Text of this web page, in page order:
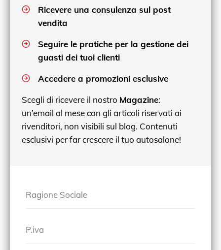
Ricevere una consulenza sul post
vendita
Seguire le pratiche per la gestione dei
guasti dei tuoi clienti
Accedere a promozioni esclusive
Scegli di ricevere il nostro Magazine:
un’email al mese con gli articoli riservati ai
rivenditori, non visibili sul blog. Contenuti
esclusivi per far crescere il tuo autosalone!
Ragione Sociale
P.iva